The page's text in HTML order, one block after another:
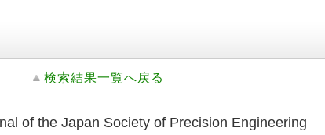
検索結果一覧へ戻る
of the Japan Society of Precision Engineering